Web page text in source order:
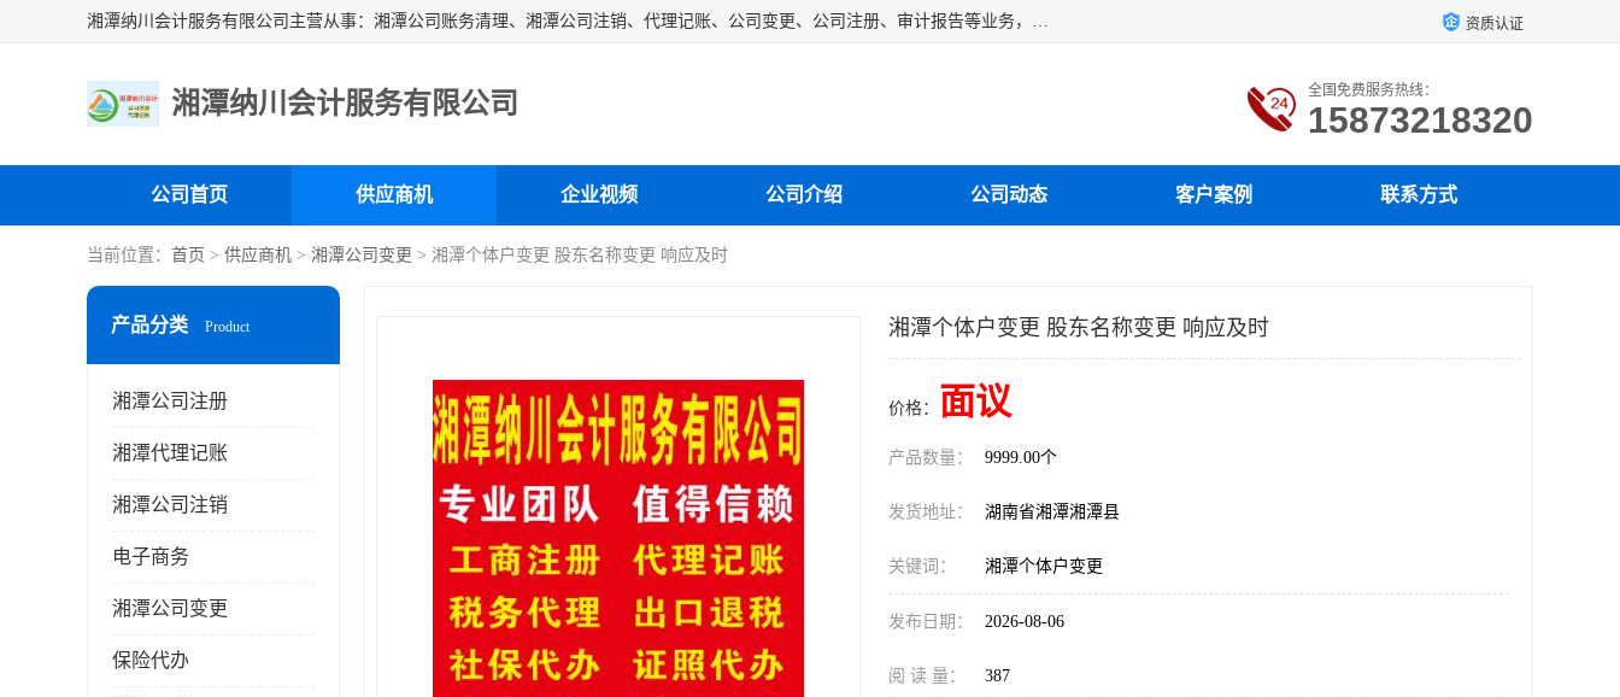
湘潭纳川会计服务有限公司主营从事：湘潭公司账务清理、湘潭公司注销、代理记账、公司变更、公司注册、审计报告等业务，公司设立有专门的代理注册部门，现有工商代办专员，部门经理从事工商代办多年，对各地区公司注册、公司变更、进出口业务等流程以及各行业公司注册、变更所需注意的细节都非常熟悉。 资质认证
湘潭纳川会计服务有限公司 全国免费服务热线：
15873218320
公司首页 供应商机 企业视频 公司介绍 公司动态 客户案例 联系方式
当前位置： 首页 > 供应商机 > 湘潭公司变更 > 湘潭个体户变更 股东名称变更 响应及时
产品分类 Product
湘潭公司注册
湘潭代理记账
湘潭公司注销
电子商务
湘潭公司变更
保险代办
湘潭个体户变更 股东名称变更 响应及时
价格： 面议
产品数量： 9999.00个
发货地址： 湖南省湘潭湘潭县
关键词： 湘潭个体户变更
发布日期： 2026-08-06
阅 读 量： 387